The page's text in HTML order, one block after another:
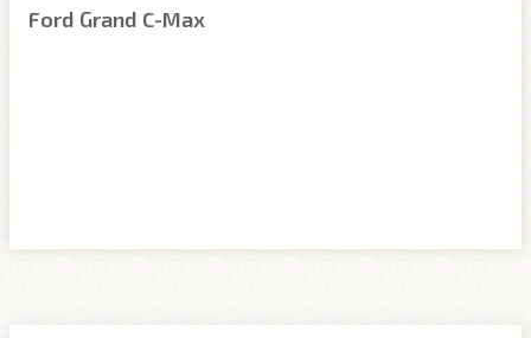
Ford Grand C-Max